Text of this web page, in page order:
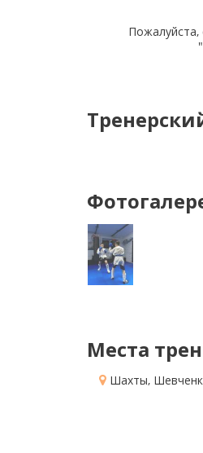
Пожалуйста,
Места
Шахты,